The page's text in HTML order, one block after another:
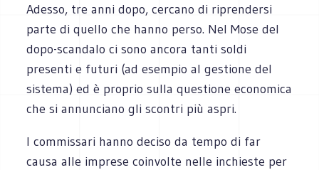
Adesso, tre anni dopo, cercano di riprendersi
parte di quello che hanno perso. Nel Mose del
dopo-scandalo ci sono ancora tanti soldi
presenti e futuri (ad esempio al gestione del
sistema) ed è proprio sulla questione economica
che si annunciano gli scontri più aspri.
I commissari hanno deciso da tempo di far
causa alle imprese coinvolte nelle inchieste per